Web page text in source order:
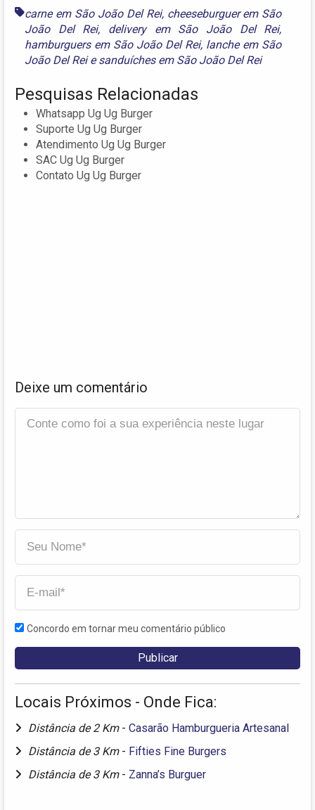
carne em São João Del Rei, cheeseburguer em São
João Del Rei, delivery em São João Del Rei,
hamburguers em São João Del Rei, lanche em São
João Del Reiesanduíches em São João Del Rei
Pesquisas Relacionadas
Whatsapp Ug Ug Burger
Suporte Ug Ug Burger
Atendimento Ug Ug Burger
SAC Ug Ug Burger
Contato Ug Ug Burger
Deixe um comentário
Concordo em tornar meu comentário público
Locais Próximos - Onde Fica:
Distância de 2 Km - Casarão Hamburgueria Artesanal
Distância de 3 Km - Fifties Fine Burgers
Distância de 3 Km - Zanna’s Burguer